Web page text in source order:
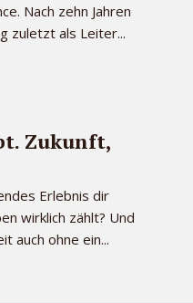
Nach zehn Jahren
zuletzt als Leiter...
Zukunft,
Erlebnis dir
wirklich zählt? Und
auch ohne ein...